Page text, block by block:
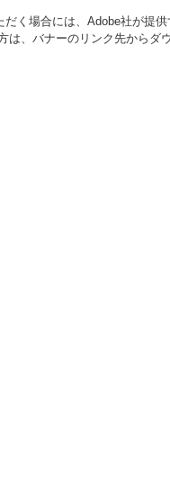
く場合には、Adobe社が提供
は、バナーのリンク先からダ